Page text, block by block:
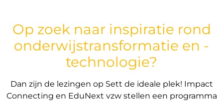
Op zoek naar inspiratie rond
onderwijstransformatie en -
technologie?
Dan zijn de lezingen op Sett de ideale plek! Impact
Connecting en EduNext vzw stellen een programma